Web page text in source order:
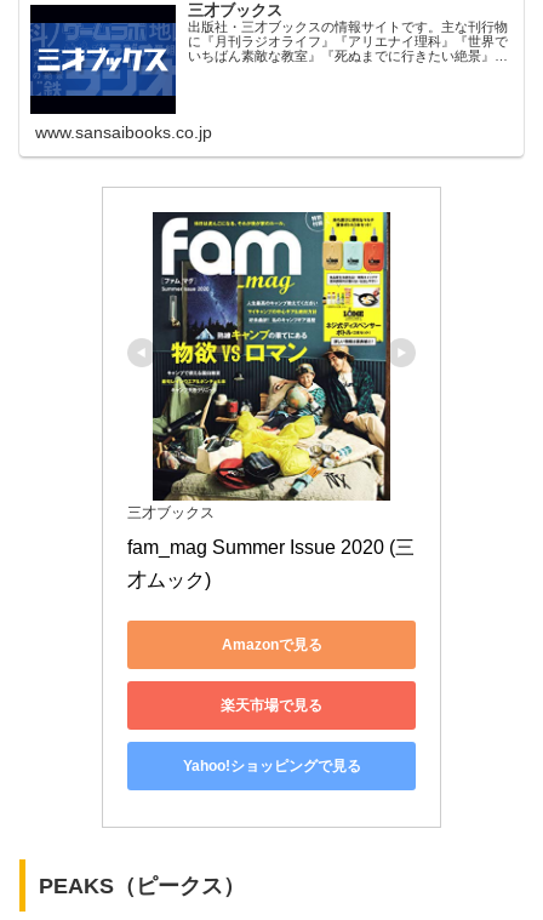
三才ブックス
出版社・三才ブックスの情報サイトです。主な刊行物
に『月刊ラジオライフ』『アリエナイ理科』『世界で
いちばん素敵な教室』『死ぬまでに行きたい絶景』
www.sansaibooks.co.jp
三才ブックス
fam_mag Summer Issue 2020 (三
才ムック)
Amazonで見る
楽天市場で見る
Yahoo!ショッピングで見る
PEAKS（ピークス）